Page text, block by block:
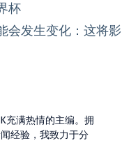
杯
会发生变化：这将影
充满热情的主编。拥
经验，我致力于分